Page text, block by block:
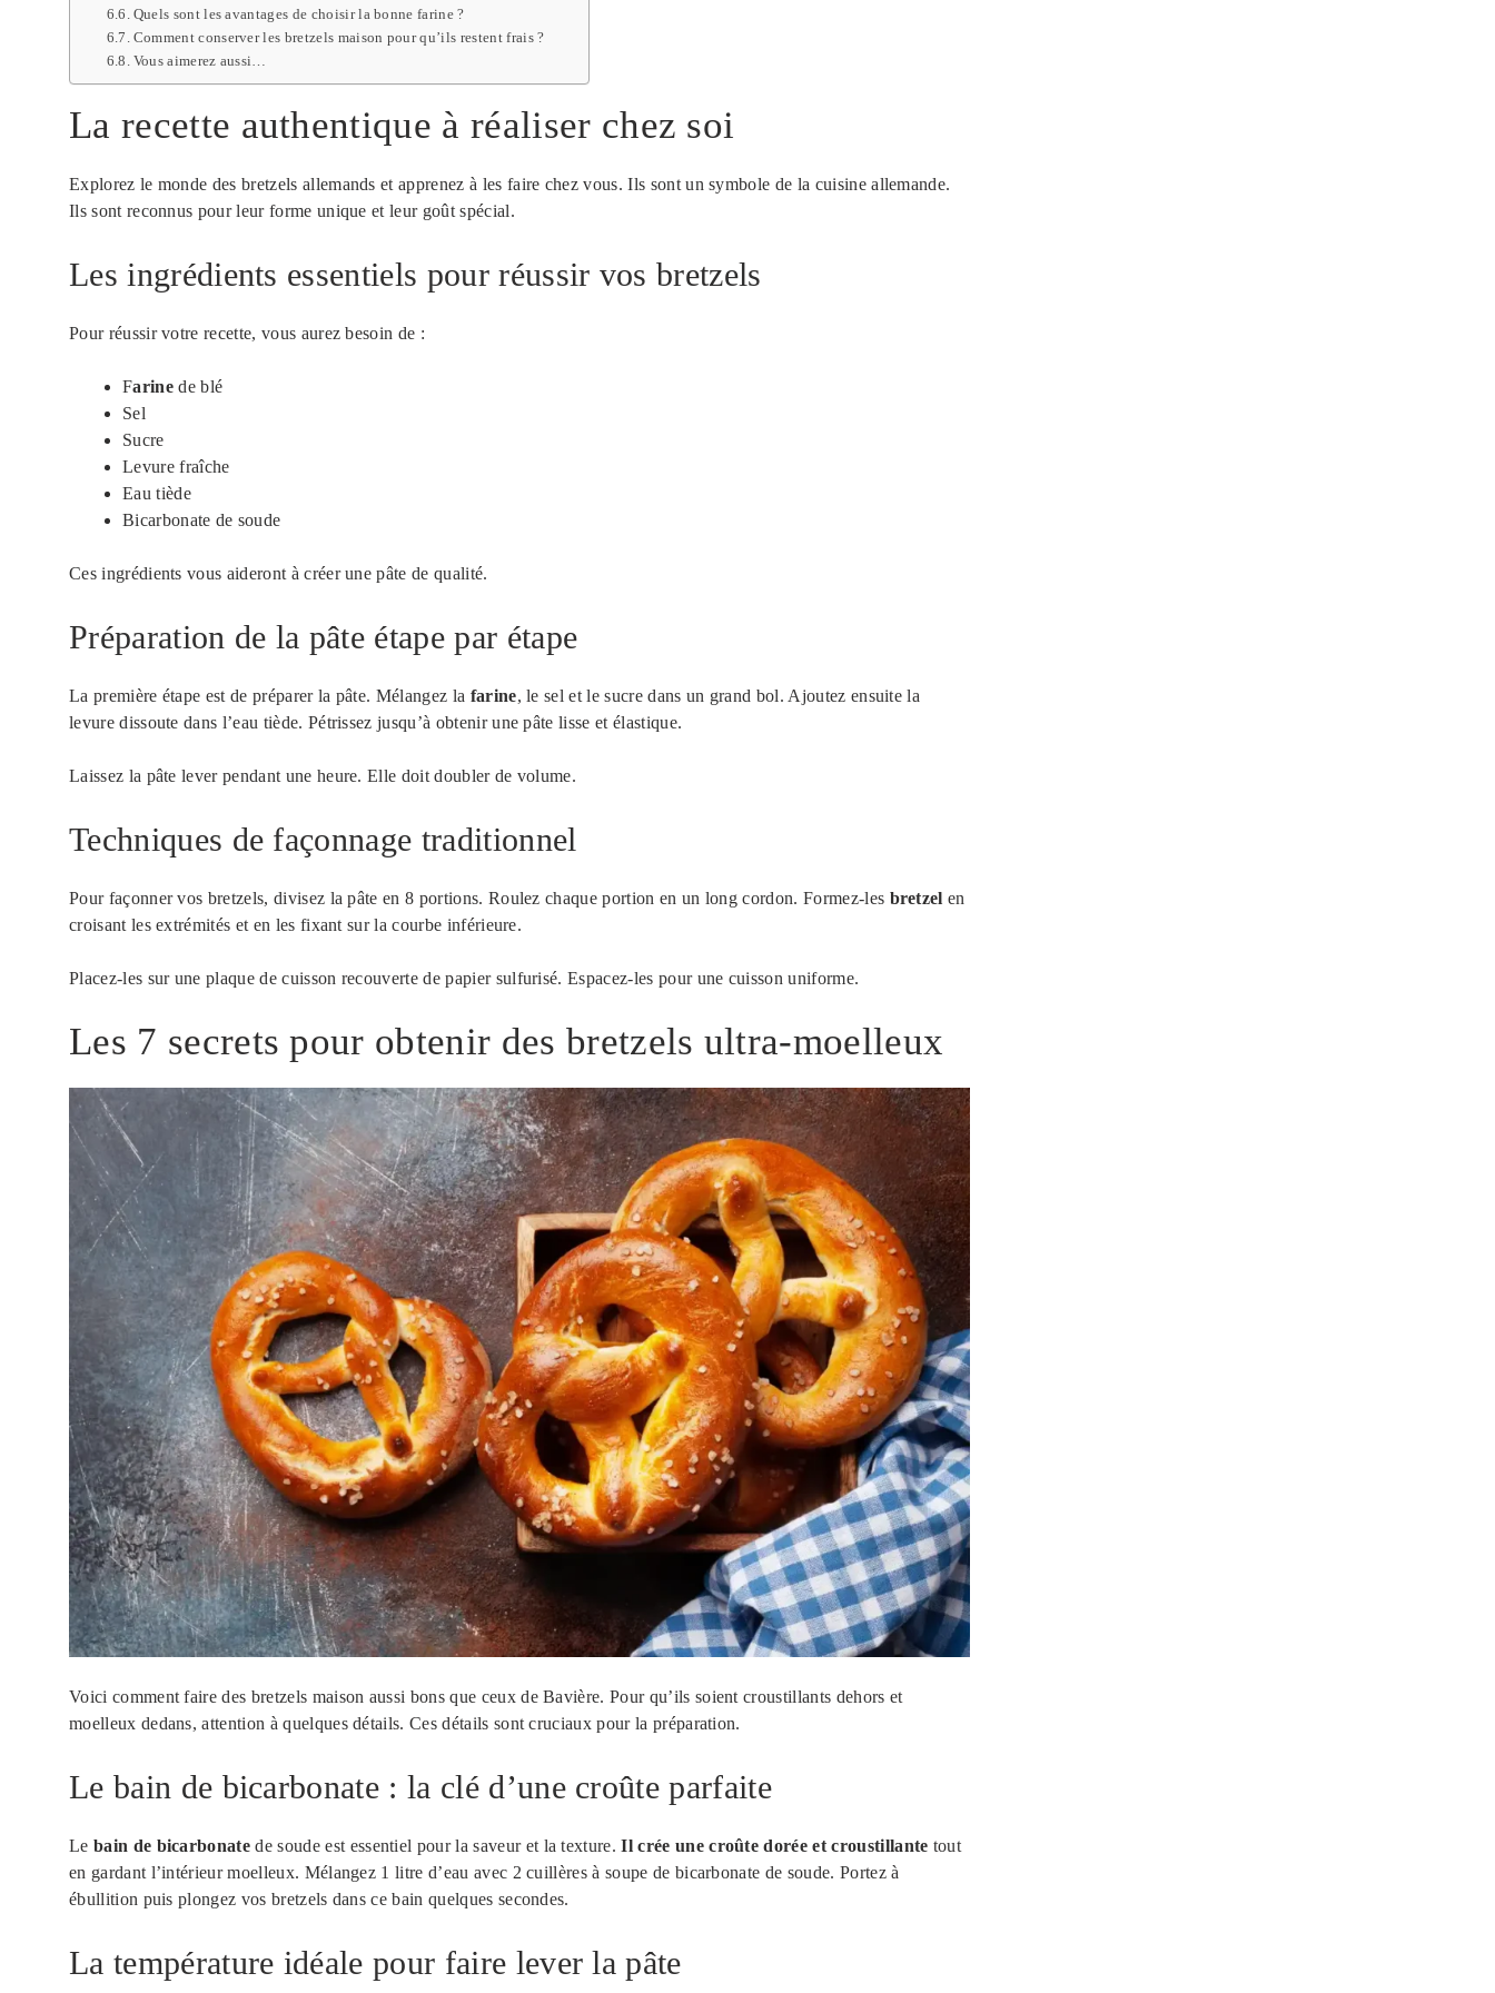
Quels sont les avantages de choisir la bonne farine ?
Comment conserver les bretzels maison pour qu’ils restent frais ?
Vous aimerez aussi…
La recette authentique à réaliser chez soi
Explorez le monde des bretzels allemands et apprenez à les faire chez vous. Ils sont un symbole de la cuisine allemande.
Ils sont reconnus pour leur forme unique et leur goût spécial.
Les ingrédients essentiels pour réussir vos bretzels
Pour réussir votre recette, vous aurez besoin de :
Farinede blé
Sel
Sucre
Levure fraîche
Eau tiède
Bicarbonate de soude
Ces ingrédients vous aideront à créer une pâte de qualité.
Préparation de la pâte étape par étape
La première étape est de préparer la pâte. Mélangez la farine, le sel et le sucre dans un grand bol. Ajoutez ensuite la
levure dissoute dans l’eau tiède. Pétrissez jusqu’à obtenir une pâte lisse et élastique.
Laissez la pâte lever pendant une heure. Elle doit doubler de volume.
Techniques de façonnage traditionnel
Pour façonner vos bretzels, divisez la pâte en 8 portions. Roulez chaque portion en un long cordon. Formez-les bretzel en
croisant les extrémités et en les fixant sur la courbe inférieure.
Placez-les sur une plaque de cuisson recouverte de papier sulfurisé. Espacez-les pour une cuisson uniforme.
Les 7 secrets pour obtenir des bretzels ultra-moelleux
Voici comment faire des bretzels maison aussi bons que ceux de Bavière. Pour qu’ils soient croustillants dehors et
moelleux dedans, attention à quelques détails. Ces détails sont cruciaux pour la préparation.
Le bain de bicarbonate : la clé d’une croûte parfaite
Le bain de bicarbonate de soude est essentiel pour la saveur et la texture.Il crée une croûte dorée et croustillante tout
en gardant l’intérieur moelleux. Mélangez 1 litre d’eau avec 2 cuillères à soupe de bicarbonate de soude. Portez à
ébullition puis plongez vos bretzels dans ce bain quelques secondes.
La température idéale pour faire lever la pâte